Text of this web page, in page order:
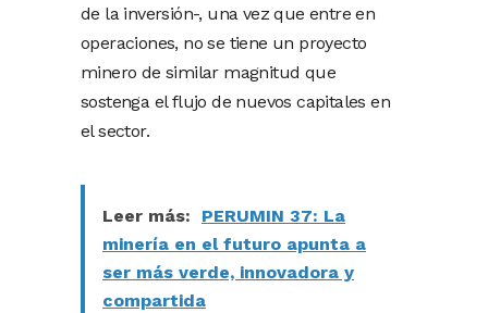
de la inversión-, una vez que entre en
operaciones, no se tiene un proyecto
minero de similar magnitud que
sostenga el flujo de nuevos capitales en
el sector.
Leer más:
PERUMIN 37: La
minería en el futuro apunta a
ser más verde, innovadora y
compartida